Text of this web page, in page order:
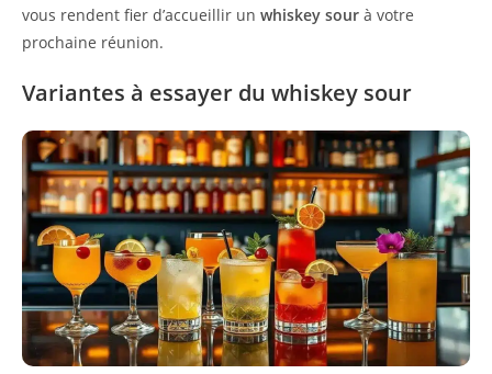
vous rendent fier d’accueillir un whiskey sour à votre
prochaine réunion.
Variantes à essayer du whiskey sour